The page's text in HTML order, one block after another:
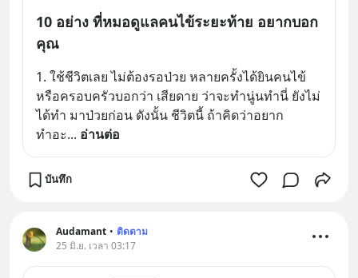
10 อย่าง ที่หมอดูแลคนไข้ระยะท้าย อยากบอก
คุณ
1. ใช้ชีวิตเลย ไม่ต้องรอป่วย หลายครั้งได้ยินคนไข้
หรือครอบครัวบอกว่า เสียดาย ว่าจะทำนู่นทำนี่ ยังไม่
ได้ทำ มาป่วยก่อน ดังนั้น ชีวิตนี้ ถ้าคิดว่าอยาก
ทำอะ... อ่านต่อ
บันทึก
Audamant • ติดตาม
25 มิ.ย. เวลา 03:17